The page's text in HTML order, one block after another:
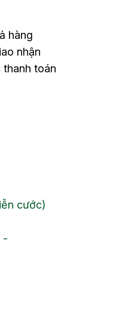
hàng
nhận
toán
cước)
-